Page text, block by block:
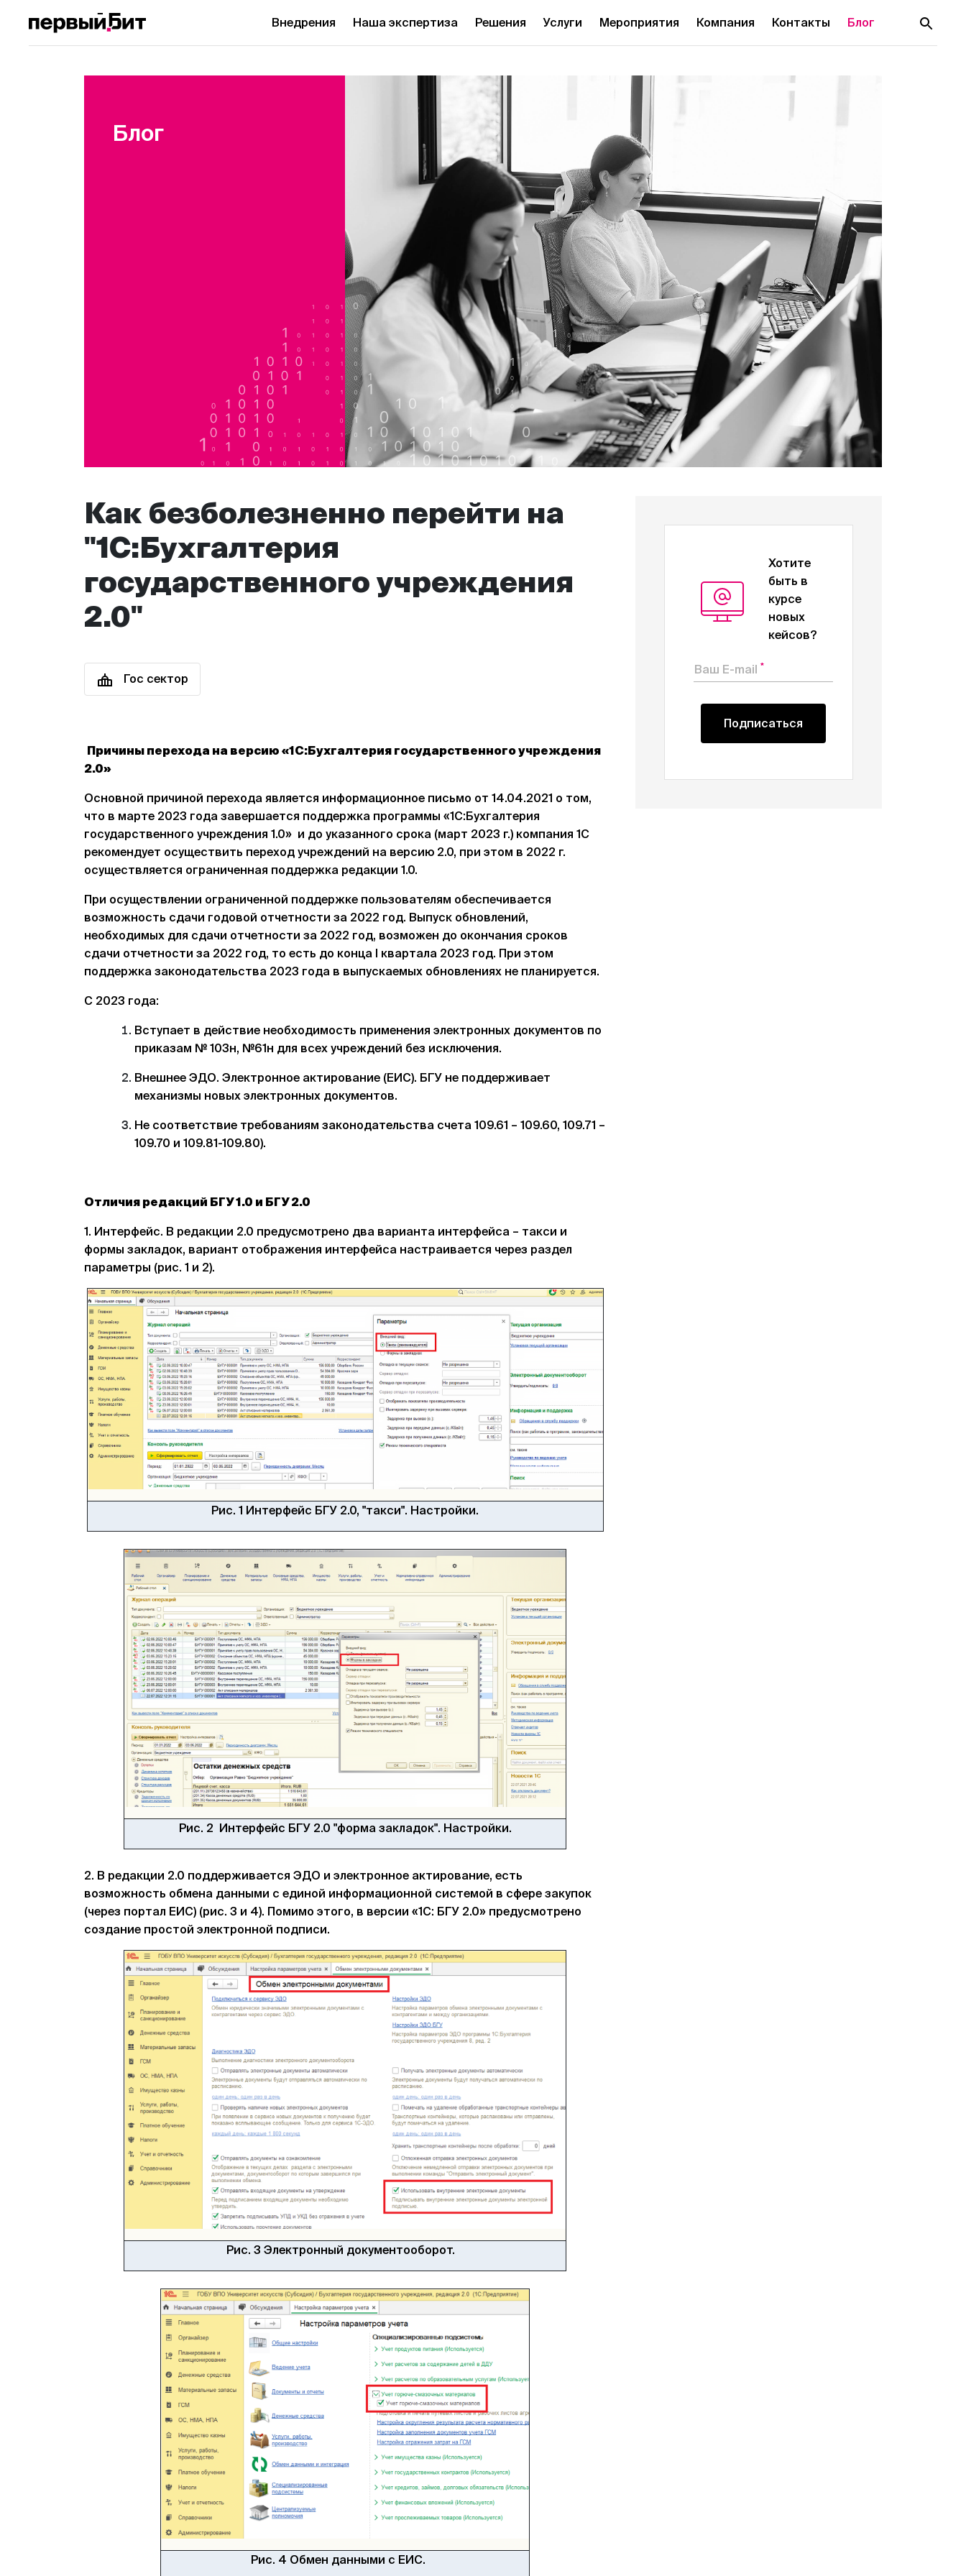
Внедрения Наша экспертиза Решения Услуги Мероприятия Компания Контакты Блог
Блог
Как безболезненно перейти на
"1С:Бухгалтерия
государственного учреждения
2.0"
Гос сектор
Причины перехода на версию «1С:Бухгалтерия государственного учреждения
2.0»
Основной причиной перехода является информационное письмо от 14.04.2021 о том,
что в марте 2023 года завершается поддержка программы «1С:Бухгалтерия
государственного учреждения 1.0» и до указанного срока (март 2023 г.) компания 1С
рекомендует осуществить переход учреждений на версию 2.0, при этом в 2022 г.
осуществляется ограниченная поддержка редакции 1.0.
При осуществлении ограниченной поддержке пользователям обеспечивается
возможность сдачи годовой отчетности за 2022 год. Выпуск обновлений,
необходимых для сдачи отчетности за 2022 год, возможен до окончания сроков
сдачи отчетности за 2022 год, то есть до конца I квартала 2023 год. При этом
поддержка законодательства 2023 года в выпускаемых обновлениях не планируется.
С 2023 года:
Вступает в действие необходимость применения электронных документов по
приказам № 103н, №61н для всех учреждений без исключения.
Внешнее ЭДО. Электронное актирование (ЕИС). БГУ не поддерживает
механизмы новых электронных документов.
Не соответствие требованиям законодательства счета 109.61 – 109.60, 109.71 –
109.70 и 109.81-109.80).
Отличия редакций БГУ 1.0 и БГУ 2.0
1. Интерфейс. В редакции 2.0 предусмотрено два варианта интерфейса – такси и
формы закладок, вариант отображения интерфейса настраивается через раздел
параметры (рис. 1 и 2).
Рис. 1 Интерфейс БГУ 2.0, "такси". Настройки.
Рис. 2 Интерфейс БГУ 2.0 "форма закладок". Настройки.
2. В редакции 2.0 поддерживается ЭДО и электронное актирование, есть
возможность обмена данными с единой информационной системой в сфере закупок
(через портал ЕИС) (рис. 3 и 4). Помимо этого, в версии «1С: БГУ 2.0» предусмотрено
создание простой электронной подписи.
Рис. 3 Электронный документооборот.
Рис. 4 Обмен данными с ЕИС.
Хотите
быть в
курсе
новых
кейсов?
Ваш E-mail *
Подписаться